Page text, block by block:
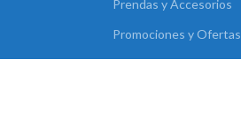
Prendas y Accesorios
Promociones y Ofertas
Rodados